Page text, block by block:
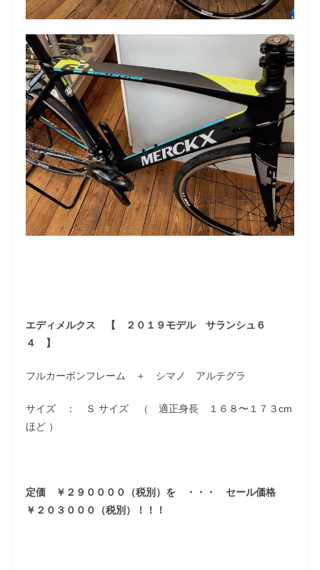
エディメルクス 【 ２０１９モデル サランシュ６
４ 】
フルカーボンフレーム ＋ シマノ アルテグラ
サイズ ： Ｓ サイズ （ 適正身長 １６８〜１７３cm
ほど ）
定価 ￥２９００００（税別）を ・・・ セール価格
￥２０３０００（税別）！！！